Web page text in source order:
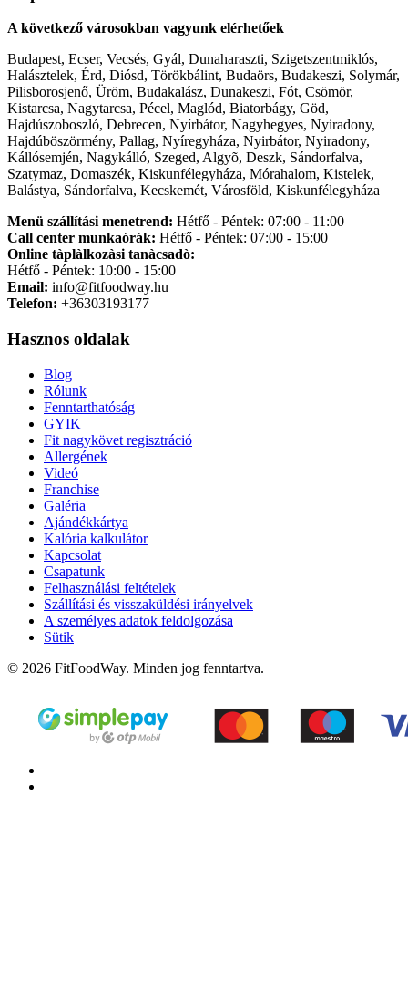
A következő városokban vagyunk elérhetőek
Budapest, Ecser, Vecsés, Gyál, Dunaharaszti, Szigetszentmiklós,
Halásztelek, Érd, Diósd, Törökbálint, Budaörs, Budakeszi, Solymár,
Pilisborosjenő, Üröm, Budakalász, Dunakeszi, Fót, Csömör,
Kistarcsa, Nagytarcsa, Pécel, Maglód, Biatorbágy, Göd,
Hajdúszoboszló, Debrecen, Nyírbátor, Nagyhegyes, Nyiradony,
Hajdúböszörmény, Pallag, Nyíregyháza, Nyirbátor, Nyiradony,
Kállósemjén, Nagykálló, Szeged, Algyõ, Deszk, Sándorfalva,
Szatymaz, Domaszék, Kiskunfélegyháza, Mórahalom, Kistelek,
Balástya, Sándorfalva, Kecskemét, Városföld, Kiskunfélegyháza
Menü szállítási menetrend: Hétfő - Péntek: 07:00 - 11:00
Call center munkaórák: Hétfő - Péntek: 07:00 - 15:00
Online tàplàlkozàsi tanàcsadò:
Hétfő - Péntek: 10:00 - 15:00
Email: info@fitfoodway.hu
Telefon: +36303193177
Hasznos oldalak
Blog
Rólunk
Fenntarthatóság
GYIK
Fit nagykövet regisztráció
Allergének
Videó
Franchise
Galéria
Ajándékkártya
Kalória kalkulátor
Kapcsolat
Csapatunk
Felhasználási feltételek
Szállítási és visszaküldési irányelvek
A személyes adatok feldolgozása
Sütik
© 2026 FitFoodWay. Minden jog fenntartva.